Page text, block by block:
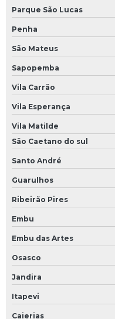
Reparo de nobreak
Reparo de placas eletrônicas
Reparo de placas eletrônicas sp
Reparo de sensores
Reparo de servo motor
Reparo eletrônica industrial
Sensor óptico industrial
Sensores ópticos
Sensores ópticos de barreira
Servo drive resolver
Servo válvula proporcional
Servo válvulas
Servo válvulas hidráulicas
Parque São Lucas
Penha
São Mateus
Sapopemba
Vila Carrão
Vila Esperança
Vila Matilde
São Caetano do sul
Santo André
Guarulhos
Ribeirão Pires
Embu
Embu das Artes
Osasco
Jandira
Itapevi
Caierias